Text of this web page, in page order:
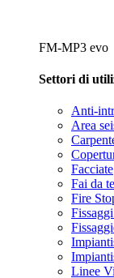
FM-MP3 evo
Settori di
Anti-
Area
Facciate
Fai da te
Fire
Linee